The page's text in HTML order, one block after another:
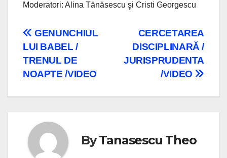
Moderatori: Alina Tănăsescu şi Cristi Georgescu
Navigare
în
articole
CERCETAREA
DISCIPLINARĂ /
JURISPRUDENTA
/VIDEO
GENUNCHIUL
LUI BABEL /
TRENUL DE
NOAPTE /VIDEO
ByTanasescu Theo